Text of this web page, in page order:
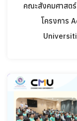
คณะสังคมศาสตร์
โครงการ